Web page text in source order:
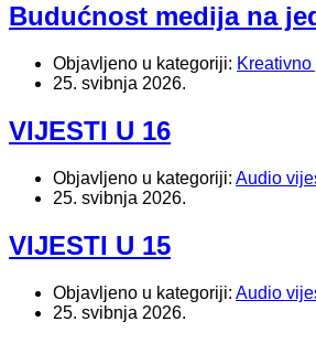
Budućnost medija na
Objavljeno u kategoriji:
25. svibnja 2026.
VIJESTI U 16
Objavljeno u kategoriji: Audio
25. svibnja 2026.
VIJESTI U 15
Objavljeno u kategoriji: Audio
25. svibnja 2026.